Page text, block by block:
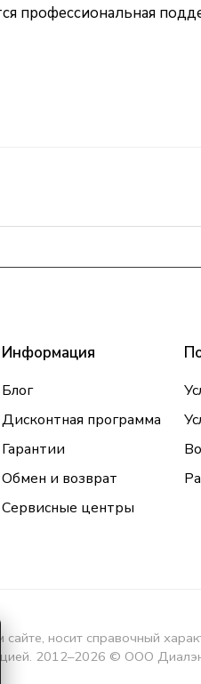
профессиональная
Информация
Блог
Дисконтная программа
Гарантии
Обмен и возврат
Сервисные центры
носит справочный
2012–2026 © ООО